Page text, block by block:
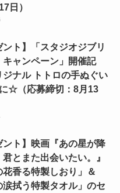
日）
ント】「スタジオジブリ
キャンペーン」開催記
ジナル トトロの手ぬぐい
☆（応募締切：8月13
ント】映画『あの星が降
とまた出会いたい。』
花香る特製しおり」＆
涙拭う特製タオル」のセ